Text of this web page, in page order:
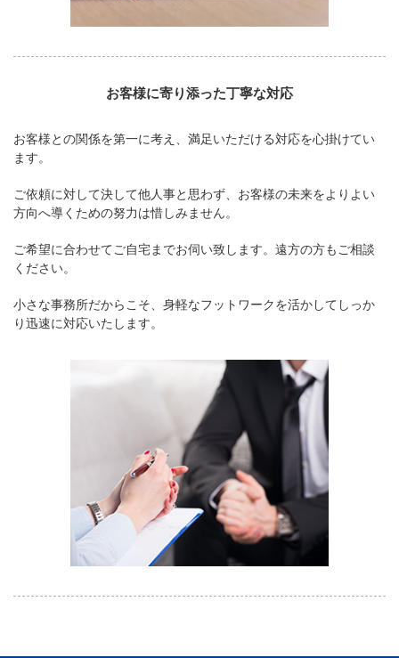
お客様に寄り添った丁寧な対応
お客様との関係を第一に考え、満足いただける対応を心掛けてい
ます。
ご依頼に対して決して他人事と思わず、お客様の未来をよりよい
方向へ導くための努力は惜しみません。
ご希望に合わせてご自宅までお伺い致します。遠方の方もご相談
ください。
小さな事務所だからこそ、身軽なフットワークを活かしてしっか
り迅速に対応いたします。